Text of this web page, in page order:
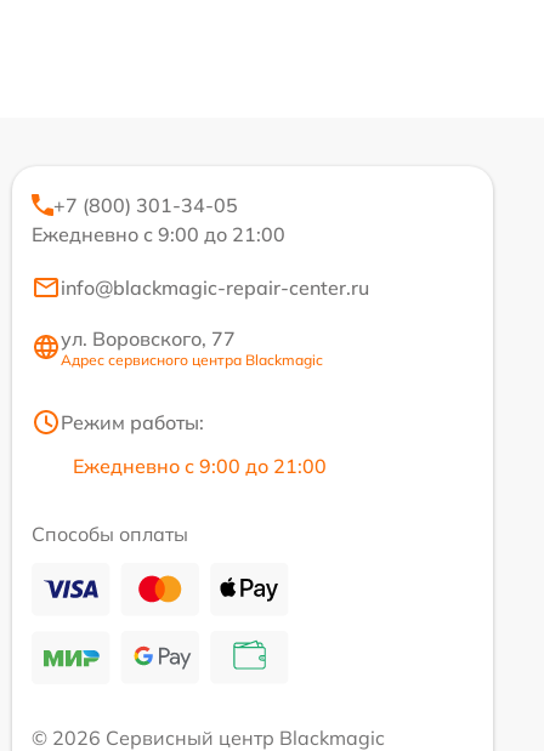
+7 (800) 301-34-05
Ежедневно с 9:00 до 21:00
info@blackmagic-repair-center.ru
ул. Воровского, 77
Адрес сервисного центра Blackmagic
Режим работы:
Ежедневно с 9:00 до 21:00
Способы оплаты
© 2026 Сервисный центр Blackmagic